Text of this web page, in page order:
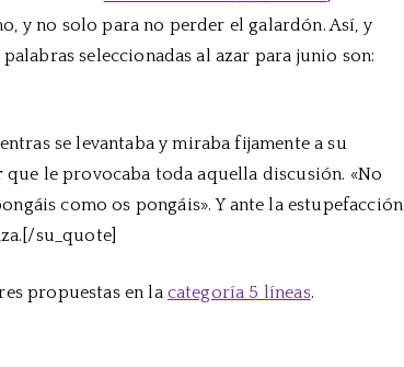
y no solo para no perder el galardón. Así, y
seleccionadas al azar para junio son:
se levantaba y miraba fijamente a su
que le provocaba toda aquella discusión. «No
como os pongáis». Y ante la estupefacción
su_quote]
propuestas en la categoría 5 líneas.